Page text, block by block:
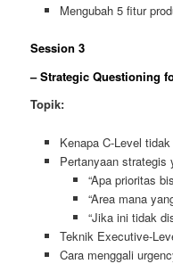
Mengubah 5 fitur
Session 3
– Strategic Questioning
Topik:
Kenapa C-Level
Pertanyaan strategis
“Apa prioritas
“Area mana
“Jika ini tidak
Teknik Executive-
Cara menggali